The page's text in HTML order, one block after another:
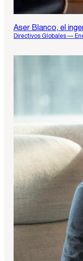
Aser Blanco, el
Directivos Globales —